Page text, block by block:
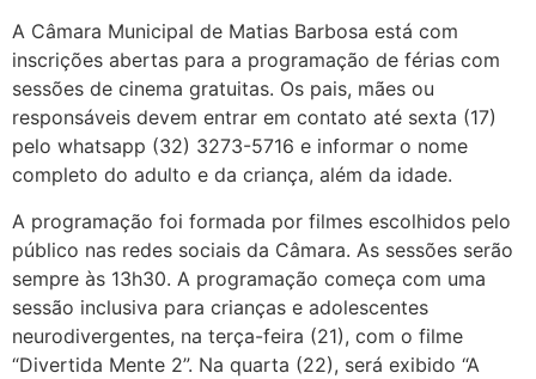
A Câmara Municipal de Matias Barbosa está com
inscrições abertas para a programação de férias com
sessões de cinema gratuitas. Os pais, mães ou
responsáveis devem entrar em contato até sexta (17)
pelo whatsapp (32) 3273-5716 e informar o nome
completo do adulto e da criança, além da idade.
A programação foi formada por filmes escolhidos pelo
público nas redes sociais da Câmara. As sessões serão
sempre às 13h30. A programação começa com uma
sessão inclusiva para crianças e adolescentes
neurodivergentes, na terça-feira (21), com o filme
“Divertida Mente 2”. Na quarta (22), será exibido “A